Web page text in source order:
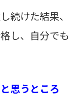
続けた結果、
し、自分でも
と思うところ